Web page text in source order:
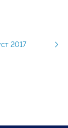
2017